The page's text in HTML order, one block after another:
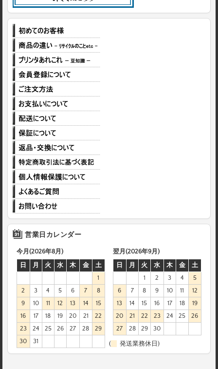
営業日カレンダー
今月(2026年8月)
日
月 火 水 木 金
土
1
2
3 4 5 6 7
8
9
10 11 12 13 14
15
16
17 18 19 20 21
22
23
24 25 26 27 28
29
30
31
翌月(2026年9月)
日
月 火 水 木 金
土
1
2 3 4
5
6
7 8 9 10 11
12
13
14 15 16 17 18
19
20
21 22 23 24 25
26
27
28 29 30
( 発送業務休日)